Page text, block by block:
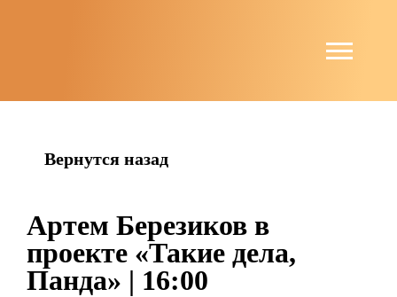
Вернутся назад
Артем Березиков в
проекте «Такие дела,
Панда» | 16:00